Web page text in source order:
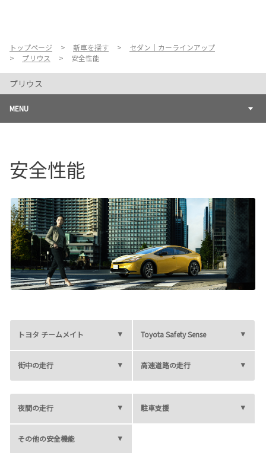
新車を探す
中古車を探す
地域応援活動
企業情報
採用情報
法人のお客様
各種予約
0800-080-5365
トップページ 新車を探す
セダン｜カーラインアップ
プリウス
安全性能
プリウス
MENU
安全性能
トヨタ チームメイト Toyota Safety Sense
街中の走行 高速道路の走行
夜間の走行 駐車支援
その他の安全機能